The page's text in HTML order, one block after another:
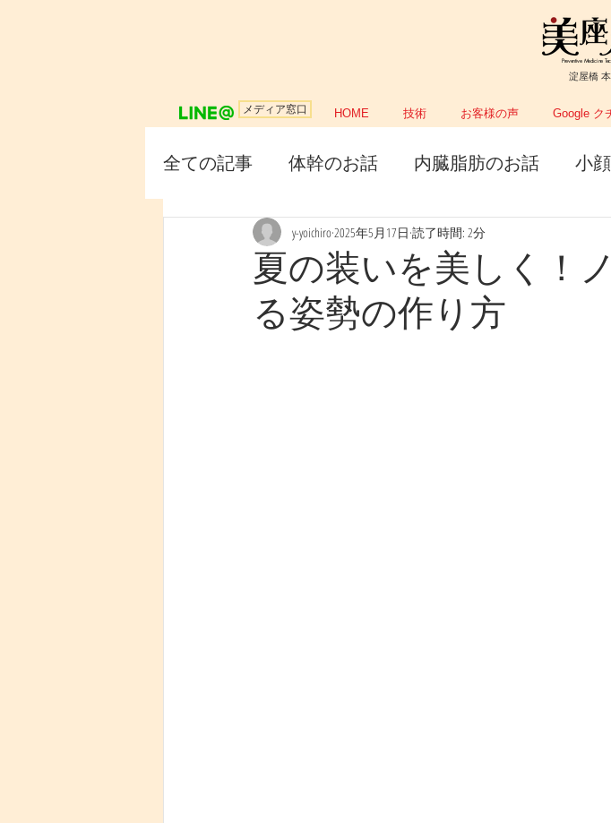
メディア窓口
Preventive Medicine
淀屋橋
HOME 技術 お客様の声 Google ク
全ての記事 体幹のお話 内臓脂肪のお話 小
夏の装いを美しく！
る姿勢の作り方
y-yoichiro2025年5月17日 読了時間: 2分